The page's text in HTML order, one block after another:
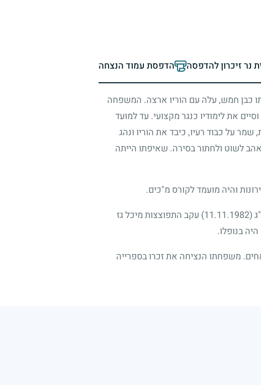
נר זיכרון להדפסה הדפסת עמוד הנצחה
כבן חמש, עלה עם הוריו ארצה. המשפחה
את לימודיו כנגר מקצועי. עד למועד
על כבוד רעיו, כיבד את הוריו ונהג
לשוט ולחתור בסירה. שאיפתו הייתה
והיה מועמד לקורס מ"כים.
(11.11.1982)
עקב התפוצצות מיכל גז
היה בנופלו.
משפחתו הנציחה את זכרו בספרייה